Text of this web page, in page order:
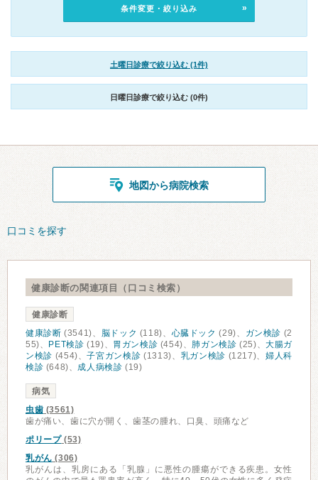
条件変更・絞り込み
土曜日診療で絞り込む (1件)
日曜日診療で絞り込む (0件)
地図から病院検索
口コミを探す
健康診断の関連項目（口コミ検索）
健康診断
健康診断 (3541)、 脳ドック (118)、 心臓ドック (29)、 ガン検診 (2
55)、
PET検診 (19)、 胃ガン検診 (454)、 肺ガン検診 (25)、大腸ガ
ン検診 (454)、子宮ガン検診 (1313)、 乳ガン検診 (1217)、 婦人科
検診 (648)、 成人病検診 (19)
病気
虫歯 (3561)
歯が痛い、歯に穴が開く、歯茎の腫れ、口臭、頭痛など
ポリープ(53)
乳がん (306)
乳がんは、乳房にある「乳腺」に悪性の腫瘍ができる疾患。女性